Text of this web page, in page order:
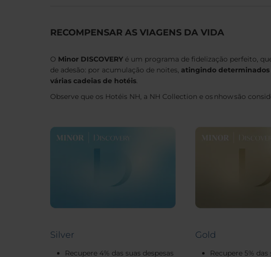
RECOMPENSAR AS VIAGENS DA VIDA
O Minor DISCOVERY é um programa de fidelização perfeito,
de adesão: por acumulação de noites, atingindo determinados
várias cadeias de hotéis.
Observe que os Hotéis NH, a NH Collection e os nhow são
Silver
Recupere 4% das suas despesas
Gold
Recupere 5% das